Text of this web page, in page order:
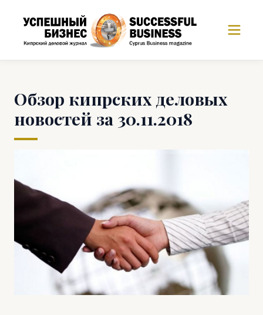
Обзор кипрских деловых
новостей за 30.11.2018